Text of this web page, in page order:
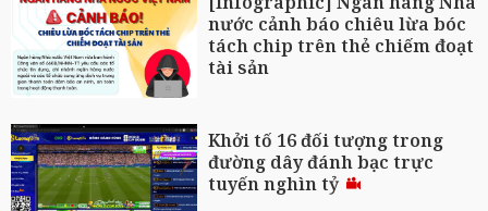
nước cảnh báo chiêu lừa bóc
tách chip trên thẻ chiếm đoạt
tài sản
Khởi tố 16 đối tượng trong
đường dây đánh bạc trực
tuyến nghìn tỷ